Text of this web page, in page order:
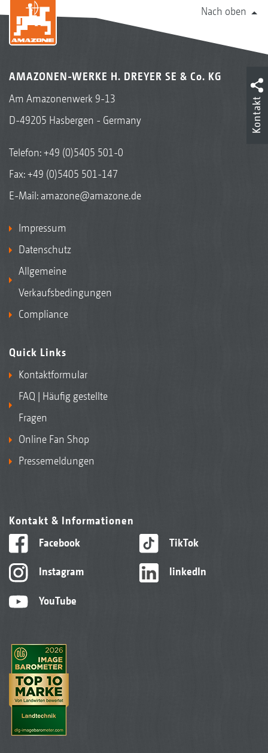
Nach oben
AMAZONEN-WERKE H. DREYER SE & Co. KG
Am Amazonenwerk 9-13
D-49205 Hasbergen - Germany
Telefon:+49 (0)5405 501-0
Fax: +49 (0)5405 501-147
E-Mail: amazone@amazone.de
Impressum
Datenschutz
Allgemeine
Verkaufsbedingungen
Compliance
Quick Links
Kontaktformular
FAQ | Häufig gestellte
Fragen
Online Fan Shop
Pressemeldungen
Kontakt & Informationen
Facebook
Instagram
YouTube
TikTok
linkedIn
Kontakt